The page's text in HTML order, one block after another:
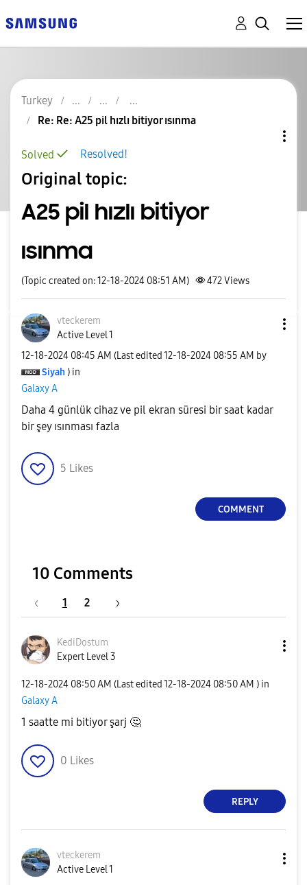
Turkey
Re: Re: A25 pil hızlı bitiyor ısınma
Resolved!
Solved
Original topic:
A25 pil hızlı bitiyor
ısınma
(Topic created on: 12-18-2024 08:51 AM) 472Views
vteckerem
Active Level 1
‎12-18-2024 08:45 AM (Last edited ‎12-18-2024 08:55 AM by
Siyah ) in
Galaxy A
Daha 4 günlük cihaz ve pil ekran süresi bir saat kadar
bir şey ısınması fazla
5 Likes
COMMENT
10 Comments
1 2
KediDostum
Expert Level 3
‎12-18-2024 08:50 AM (Last edited ‎12-18-2024 08:50 AM ) in
Galaxy A
1 saatte mi bitiyor şarj 🤔
0 Likes
REPLY
vteckerem
Active Level 1